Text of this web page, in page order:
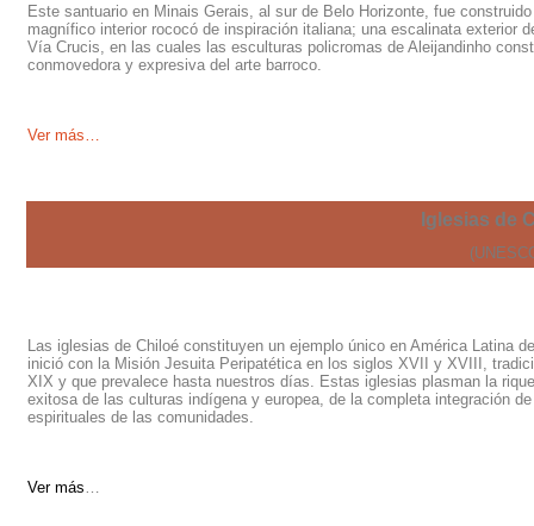
Este santuario en Minais Gerais, al sur de Belo Horizonte, fue
magnífico interior rococó de inspiración italiana; una escalinata
Vía Crucis, en las cuales las esculturas policromas de Aleijandinho
conmovedora y expresiva del arte barroco.
Ver más…
Iglesias de
Las iglesias de Chiloé constituyen un ejemplo único en América Latina
inició con la Misión Jesuita Peripatética en los siglos XVII y XVIII,
XIX y que prevalece hasta nuestros días. Estas iglesias plasman la
exitosa de las culturas indígena y europea, de la completa integración
espirituales de las comunidades.
Ver más